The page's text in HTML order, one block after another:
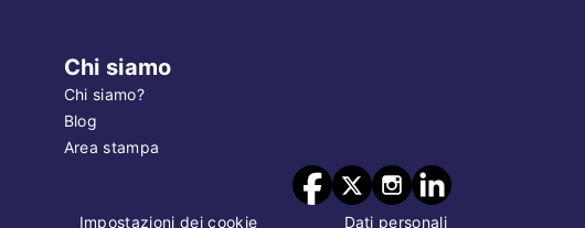
Chi siamo
Chi siamo?
Blog
Area stampa
Impostazioni dei cookie Dati personali